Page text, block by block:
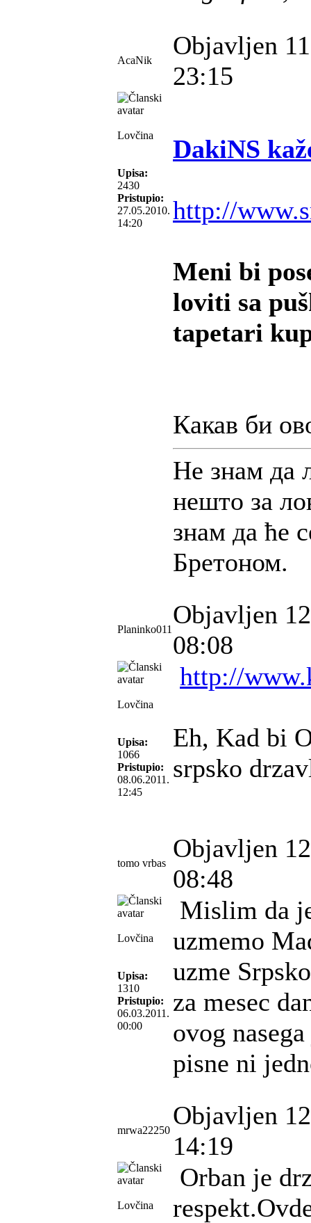
AcaNik
Objavljen
23:15
Lovčina
Upisa:
2430
Pristupio:
27.05.2010.
14:20
DakiNS
http://
Meni bi
loviti sa
tapetari
Какав би
Не знам да
нешто за
знам да ће
Бретоном.
Planinko011
Objavljen
08:08
Lovčina
Upisa:
1066
Pristupio:
08.06.2011.
12:45
http://
Eh, Kad bi
srpsko
tomo vrbas
Objavljen
08:48
Lovčina
Upisa:
1310
Pristupio:
06.03.2011.
00:00
Mislim da
uzmemo
uzme
za mesec
ovog
pisne ni
mrwa22250
Objavljen
14:19
Lovčina
Orban je